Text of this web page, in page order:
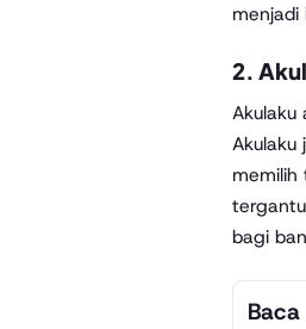
menjadi
2.
Akulaku
memilih
bagi